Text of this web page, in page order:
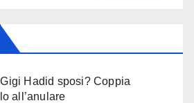
Hadid sposi? Coppia
all’anulare